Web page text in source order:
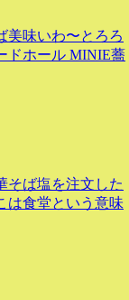
美味いわ〜とろろ
ドホール MINIE蕎
そば塩を注文した
は食堂という意味